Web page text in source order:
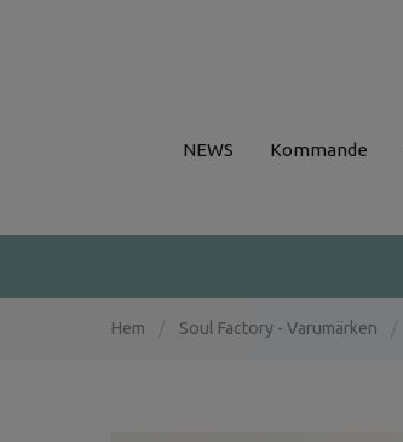
NEWS Kommande
Hem Soul Factory - Varumärken